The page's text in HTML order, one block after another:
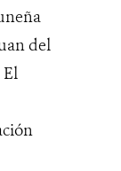
del
El